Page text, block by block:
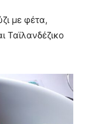
με φέτα,
Ταϊλανδέζικο